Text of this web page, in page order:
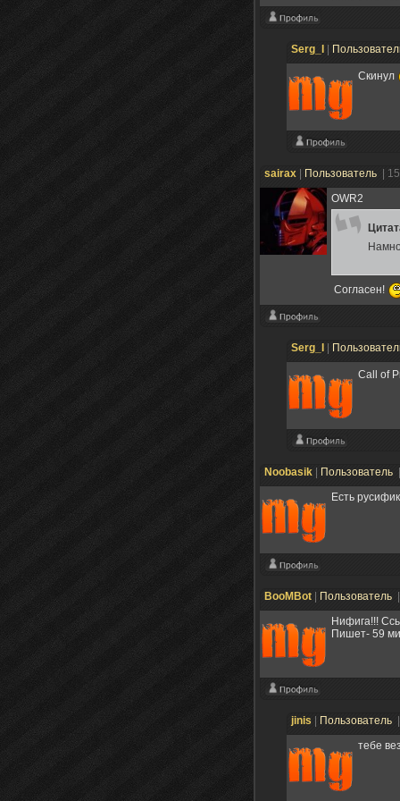
Serg_I
Скинул
sairax Пользователь
|
OWR2
Согласен!
Serg_I
Call of
Noobasik Пользователь
Есть
BooMBot Пользователь
Нифига!!!
Пишет- 59
jinis Пользователь
тебе